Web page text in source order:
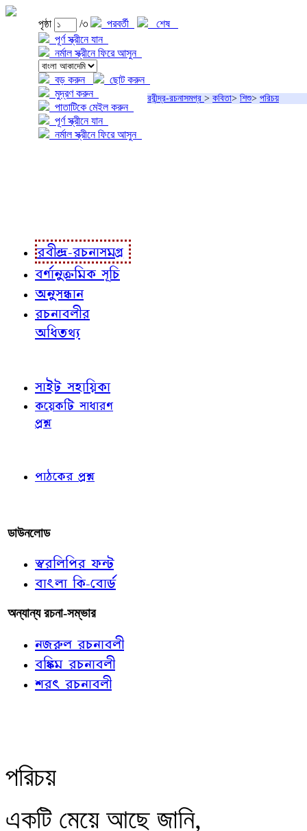
পৃষ্ঠা /৩ পরবর্তী
শেষ
পূর্ণ স্ক্রীনে যান
নর্মাল স্ক্রীনে ফিরে আসুন
বড় করুন
ছোট করুন
মুদ্রণ করুন
পাতাটিকে মেইল করুন
পূর্ণ স্ক্রীনে যান
নর্মাল স্ক্রীনে ফিরে আসুন
রবীন্দ্র-রচনাসমগ্র > কবিতা> শিশু> পরিচয়
রবীন্দ্র-রচনাসমগ্র
বর্ণানুক্রমিক সূচি
অনুসন্ধান
রচনাবলীর
অধিতথ্য
সাইট সহায়িকা
কয়েকটি সাধারণ
প্রশ্ন
পাঠকের প্রশ্ন
ডাউনলোড
স্বরলিপির ফন্ট
বাংলা কি-বোর্ড
অন্যান্য রচনা-সম্ভার
নজরুল রচনাবলী
বঙ্কিম রচনাবলী
শরৎ রচনাবলী
পরিচয়
একটি মেয়ে আছে জানি,